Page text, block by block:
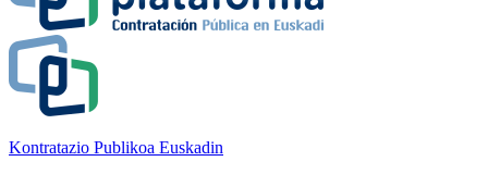
Kontratazio Publikoa Euskadin